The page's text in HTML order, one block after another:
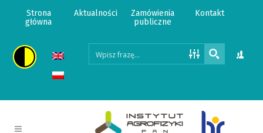
Strona
główna
Aktualności
Zamówienia
publiczne
Kontakt